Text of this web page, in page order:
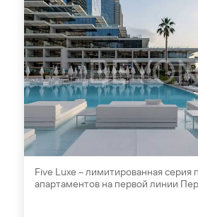
Five Luxe – лимитированная серия
апартаментов на первой линии